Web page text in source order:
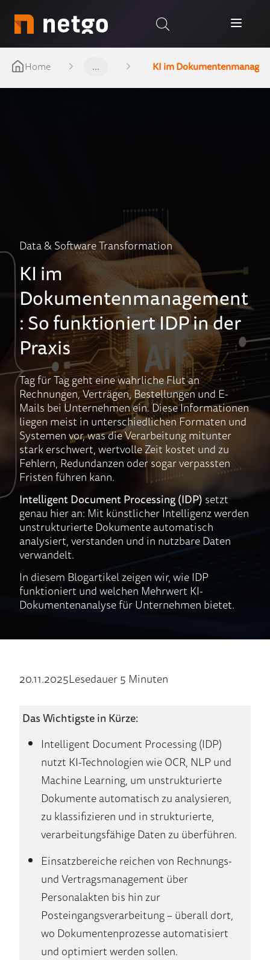
Home ... KI im
Data & Software Transformation
KI im
Dokumentenmanagement
: So funktioniert IDP in der
Praxis
Tag für Tag geht eine wahrliche Flut an
Rechnungen, Verträgen, Bestellungen und E-
Mails bei Unternehmen ein. Diese Informationen
liegen meist in unterschiedlichen Formaten und
Systemen vor, was die Verarbeitung mitunter
stark erschwert, wertvolle Zeit kostet und zu
Fehlern, Redundanzen oder sogar verpassten
Fristen führen kann.
Intelligent Document Processing (IDP)setzt
genau hier an: Mit künstlicher Intelligenz werden
unstrukturierte Dokumente automatisch
analysiert, verstanden und in nutzbare Daten
verwandelt.
In diesem Blogartikel zeigen wir, wie IDP
funktioniert und welchen Mehrwert KI-
Dokumentenanalyse für Unternehmen bietet.
20.11.2025Lesedauer 5 Minuten
Das Wichtigste in Kürze:
Intelligent Document Processing (IDP)
nutzt KI-Technologien wie OCR, NLP und
Machine Learning, um unstrukturierte
Dokumente automatisch zu analysieren,
zu klassifizieren und in strukturierte,
verarbeitungsfähige Daten zu überführen.
Einsatzbereiche reichen von Rechnungs-
und Vertragsmanagement über
Personalakten bis hin zur
Posteingangsverarbeitung – überall dort,
wo Dokumentenprozesse automatisiert
und optimiert werden sollen.